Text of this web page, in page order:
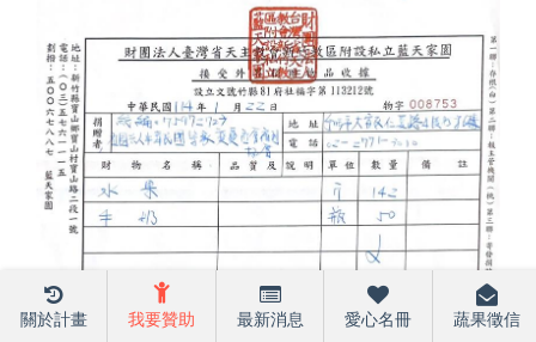
關於計畫 我要贊助 最新消息 愛心名冊 蔬果徵信